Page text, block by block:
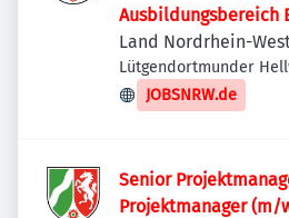
Ausbildungsbereich
Land Nordrhein-
Lütgendortmunder
Bochum, Deutschland
JOBSNRW.de
Senior
Projektmanager (m/